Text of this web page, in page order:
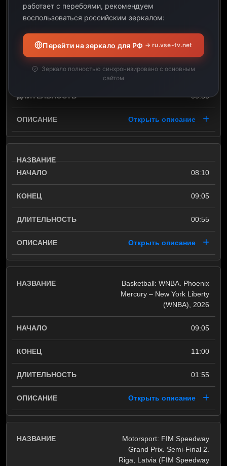
Motorsport: Fastzone
Magazines (Fastzone
07:40
08:10
00:30
Открыть описание
08:10
09:05
00:55
Открыть описание
Basketball: WNBA. Phoenix
Mercury – New York Liberty
(WNBA), 2026
09:05
11:00
01:55
Открыть описание
Motorsport: FIM Speedway
Grand Prix. Semi-Final 2.
Riga, Latvia (FIM Speedway
работает с перебоями, рекомендуем
воспользоваться российским зеркалом:
Перейти на зеркало для РФ → ru.vse-tv.net
Зеркало полностью синхронизировано с основным
сайтом